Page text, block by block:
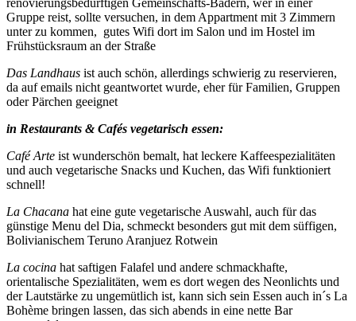
renovierungsbedürftigen Gemeinschafts-Bädern, wer in einer
Gruppe reist, sollte versuchen, in dem Appartment mit 3 Zimmern
unter zu kommen, gutes Wifi dort im Salon und im Hostel im
Frühstücksraum an der Straße
Das Landhaus ist auch schön, allerdings schwierig zu reservieren,
da auf emails nicht geantwortet wurde, eher für Familien, Gruppen
oder Pärchen geeignet
in Restaurants & Cafés vegetarisch essen:
Café Arte ist wunderschön bemalt, hat leckere Kaffeespezialitäten
und auch vegetarische Snacks und Kuchen, das Wifi funktioniert
schnell!
La Chacana hat eine gute vegetarische Auswahl, auch für das
günstige Menu del Dia, schmeckt besonders gut mit dem süffigen,
Bolivianischem Teruno Aranjuez Rotwein
La cocina hat saftigen Falafel und andere schmackhafte,
orientalische Spezialitäten, wem es dort wegen des Neonlichts und
der Lautstärke zu ungemütlich ist, kann sich sein Essen auch in´s La
Bohème bringen lassen, das sich abends in eine nette Bar